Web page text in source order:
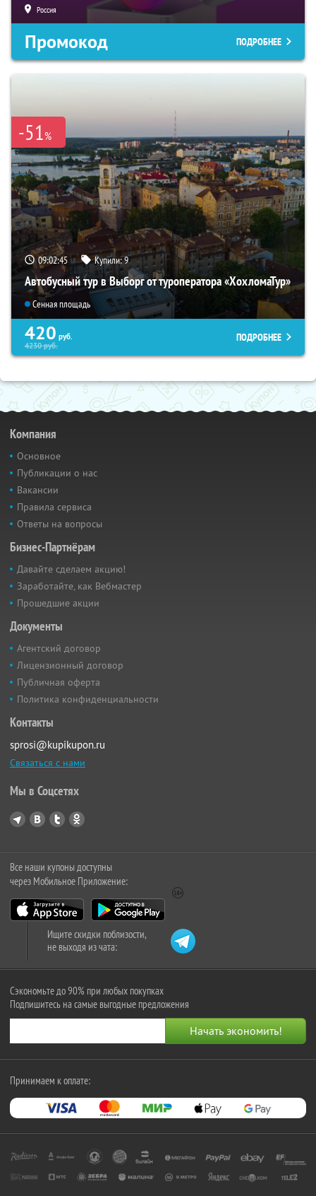
Россия
Промокод ПОДРОБНЕЕ
-51%
09:02:44 Купили:9
Автобусный тур в Выборг от туроператора «ХохломаТур»
Сенная площадь
420 руб.
4230руб.
ПОДРОБНЕЕ
Компания
Основное
Публикации о нас
Вакансии
Правила сервиса
Ответы на вопросы
Бизнес-Партнёрам
Давайте сделаем акцию!
Заработайте, как Вебмастер
Прошедшие акции
Документы
Агентский договор
Лицензионный договор
Публичная оферта
Политика конфиденциальности
Контакты
sprosi@kupikupon.ru
Связаться с нами
Мы в Соцсетях
Все наши купоны доступны
через Мобильное Приложение:
Ищите скидки поблизости,
не выходя из чата:
Сэкономьте до 90% при любых покупках
Подпишитесь на самые выгодные предложения
Принимаем к оплате: